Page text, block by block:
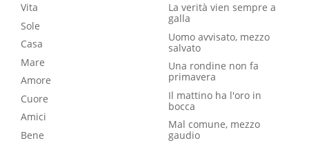
Vita
Sole
Casa
Mare
Amore
Cuore
Amici
Bene
La verità vien sempre a
galla
Uomo avvisato, mezzo
salvato
Una rondine non fa
primavera
Il mattino ha l'oro in
bocca
Mal comune, mezzo
gaudio